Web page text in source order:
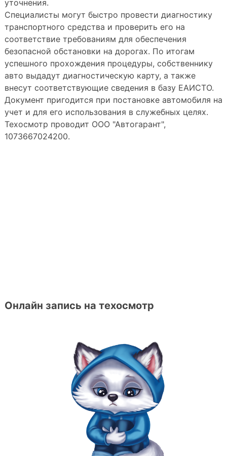
уточнения.
Специалисты могут быстро провести диагностику
транспортного средства и проверить его на
соответствие требованиям для обеспечения
безопасной обстановки на дорогах. По итогам
успешного прохождения процедуры, собственнику
авто выдадут диагностическую карту, а также
внесут соответствующие сведения в базу ЕАИСТО.
Документ пригодится при постановке автомобиля на
учет и для его использования в служебных целях.
Техосмотр проводит ООО "Автогарант",
1073667024200.
Онлайн запись на техосмотр